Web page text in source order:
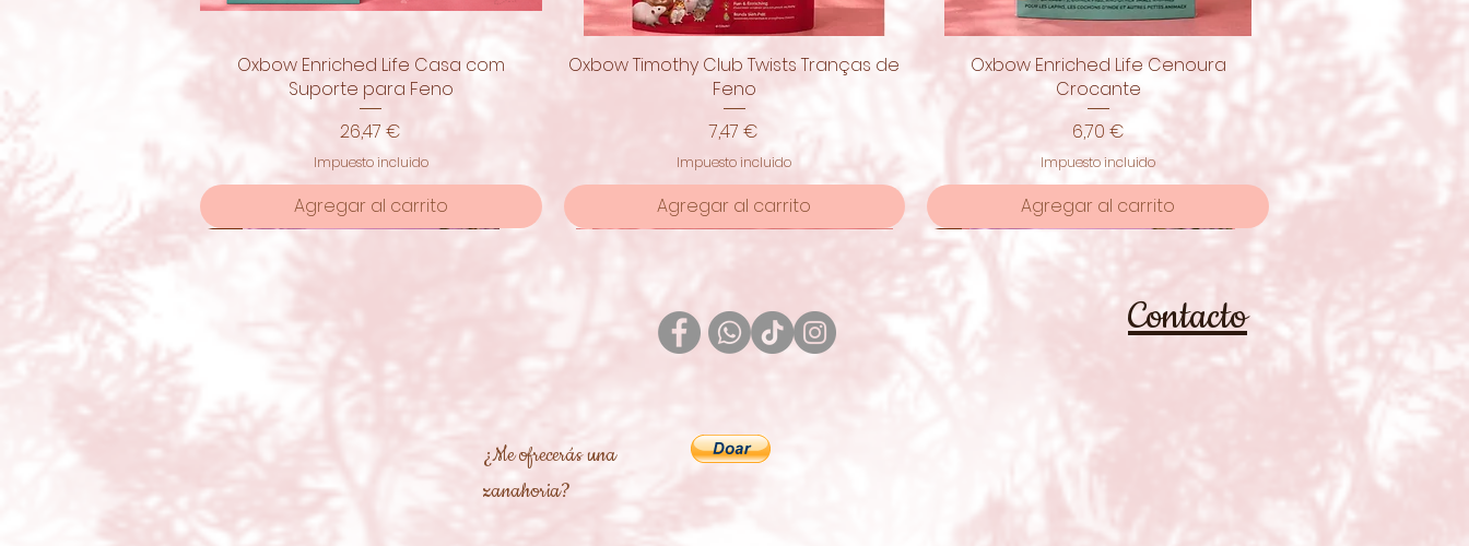
Vista rápida
Oxbow Enriched Life Casa com
Suporte para Feno
Precio
26,47 €
Impuesto incluido
Agregar al carrito
Vista rápida
Oxbow Timothy Club Twists Tranças de
Feno
Precio
7,47 €
Impuesto incluido
Agregar al carrito
Vista rápida
Oxbow Enriched Life Cenoura
Crocante
Precio
6,70 €
Impuesto incluido
Agregar al carrito
Promoção
¿Me ofrecerás una
zanahoria?
Contacto